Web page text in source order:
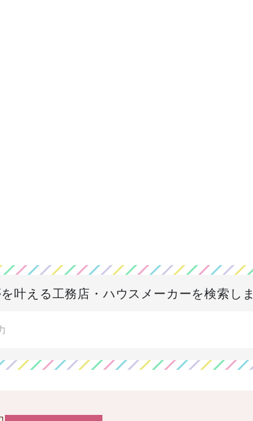
叶える工務店・ハウスメーカーを検索しま